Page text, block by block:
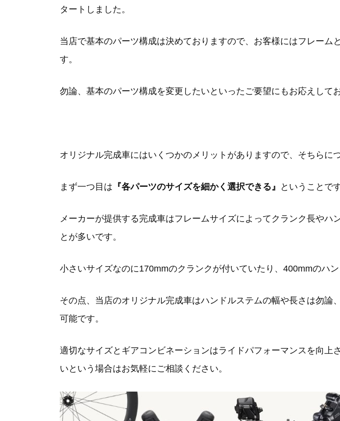
タートしました。
当店で基本のパーツ構成は決めておりますので、お客様にはフレー
す。
勿論、基本のパーツ構成を変更したいといったご要望にもお応えして
オリジナル完成車にはいくつかのメリットがありますので、そちらに
まず一つ目は 『各パーツのサイズを細かく選択できる』 ということです
メーカーが提供する完成車はフレームサイズによってクランク長や
とが多いです。
小さいサイズなのに170mmのクランクが付いていたり、400mmのハ
その点、当店のオリジナル完成車はハンドルステムの幅や長さは勿
可能です。
適切なサイズとギアコンビネーションはライドパフォーマンスを向
いという場合はお気軽にご相談ください。